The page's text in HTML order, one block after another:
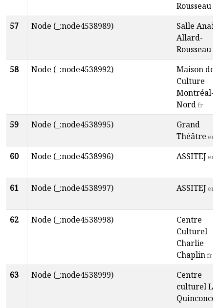
Rousseau
57 Node (_:node4538989)
Salle
Allard-
Rousseaufr
58 Node (_:node4538992)
Maison de
Culture
Montréal-
Nordfr
59 Node (_:node4538995)
Grand
Théâtre en
60 Node (_:node4538996) ASSITEJ en
61 Node (_:node4538997) ASSITEJ en
62 Node (_:node4538998)
Centre
Culturel
Charlie
Chaplinfr
63 Node (_:node4538999)
Centre
culturel
Quinconces